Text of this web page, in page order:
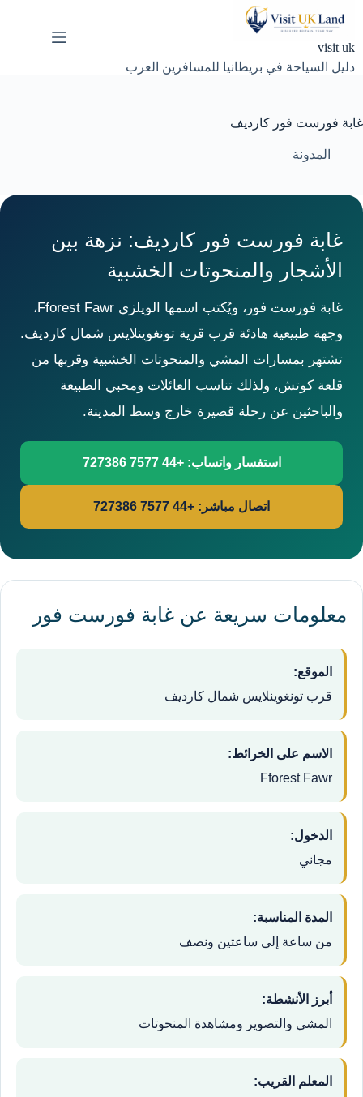
visit uk
دليل السياحة في بريطانيا للمسافرين العرب
غابة فورست فور كارديف
المدونة
غابة فورست فور كارديف: نزهة بين
الأشجار والمنحوتات الخشبية
غابة فورست فور، ويُكتب اسمها الويلزي Fforest Fawr،
وجهة طبيعية هادئة قرب قرية تونغوينلايس شمال كارديف.
تشتهر بمسارات المشي والمنحوتات الخشبية وقربها من
قلعة كوتش، ولذلك تناسب العائلات ومحبي الطبيعة
والباحثين عن رحلة قصيرة خارج وسط المدينة.
استفسار واتساب: +44 7577 727386
اتصال مباشر: +44 7577 727386
معلومات سريعة عن غابة فورست فور
الموقع:
قرب تونغوينلايس شمال كارديف
الاسم على الخرائط:
Fforest Fawr
الدخول:
مجاني
المدة المناسبة:
من ساعة إلى ساعتين ونصف
أبرز الأنشطة:
المشي والتصوير ومشاهدة المنحوتات
المعلم القريب: